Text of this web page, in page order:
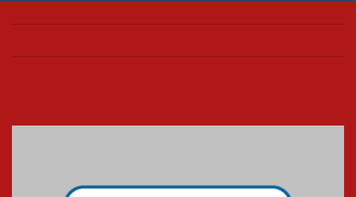
Colégio Presbiteriano
os funcionários
07.11.2024